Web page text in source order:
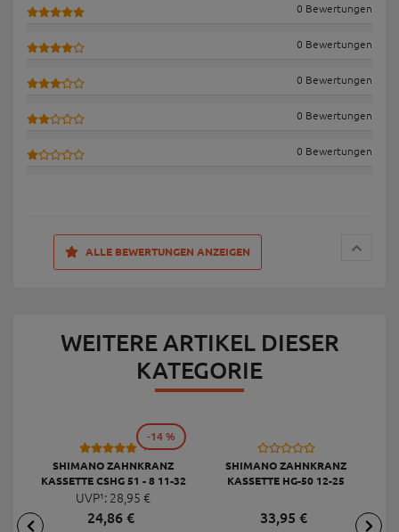
0 Bewertungen
0 Bewertungen
0 Bewertungen
0 Bewertungen
0 Bewertungen
ALLE BEWERTUNGEN ANZEIGEN
WEITERE ARTIKEL DIESER
KATEGORIE
1
SHIMANO ZAHNKRANZ
KASSETTE CSHG 51 - 8 11-32
ZÄHNE 8-FACH, SILBER
UVP¹: 28,95 €
24,86€
-14 %
SHIMANO ZAHNKRANZ
KASSETTE HG-50 12-25
33,95 €